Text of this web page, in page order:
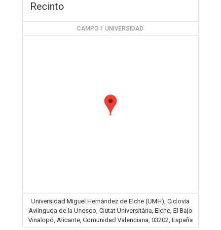
Recinto
CAMPO 1 UNIVERSIDAD
Universidad Miguel Hernández de Elche (UMH), Ciclovia
Aviinguda de la Unesco, Ciutat Universitària, Elche, El Bajo
Vinalopó, Alicante, Comunidad Valenciana, 03202, España